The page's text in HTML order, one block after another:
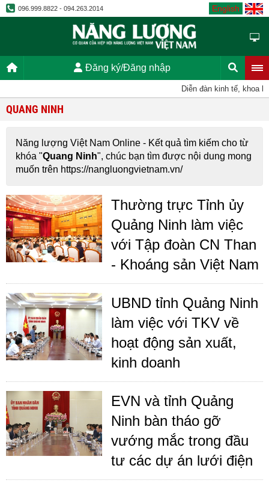
096.999.8822 - 094.263.2014 English
Đăng ký/Đăng nhập
Diễn đàn kinh tế, khoa
QUANG NINH
Năng lượng Việt Nam Online - Kết quả tìm kiếm cho từ
khóa "Quang Ninh", chúc bạn tìm được nội dung mong
muốn trên https://nangluongvietnam.vn/
Thường trực Tỉnh ủy
Quảng Ninh làm việc
với Tập đoàn CN Than
- Khoáng sản Việt Nam
UBND tỉnh Quảng Ninh
làm việc với TKV về
hoạt động sản xuất,
kinh doanh
EVN và tỉnh Quảng
Ninh bàn tháo gỡ
vướng mắc trong đầu
tư các dự án lưới điện